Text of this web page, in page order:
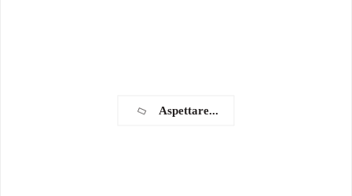
Aspettare...